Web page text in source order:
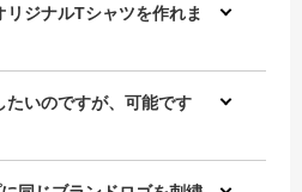
ジナルTシャツを作れま
たいのですが、可能です